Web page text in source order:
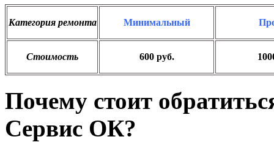
Категория ремонта Минимальный
Стоимость 600 руб.
Почему стоит
Сервис ОК?